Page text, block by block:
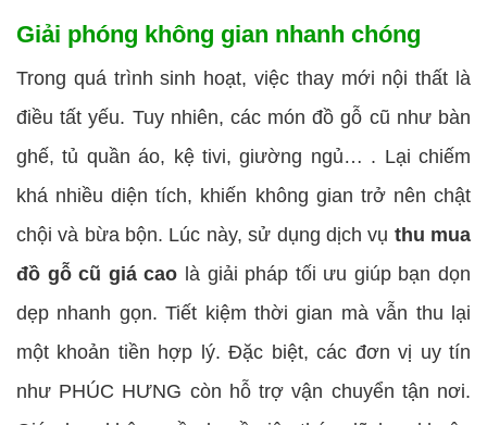
Giải phóng không gian nhanh chóng
Trong quá trình sinh hoạt, việc thay mới nội thất là
điều tất yếu. Tuy nhiên, các món đồ gỗ cũ như bàn
ghế, tủ quần áo, kệ tivi, giường ngủ… . Lại chiếm
khá nhiều diện tích, khiến không gian trở nên chật
chội và bừa bộn. Lúc này, sử dụng dịch vụ thu mua
đồ gỗ cũ giá cao là giải pháp tối ưu giúp bạn dọn
dẹp nhanh gọn. Tiết kiệm thời gian mà vẫn thu lại
một khoản tiền hợp lý. Đặc biệt, các đơn vị uy tín
như PHÚC HƯNG còn hỗ trợ vận chuyển tận nơi.